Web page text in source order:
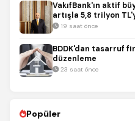
VakıfBank'ın aktif
artışla 5,8 trilyon
19 saat önce
BDDK'dan tasarruf
düzenleme
23 saat önce
Popüler